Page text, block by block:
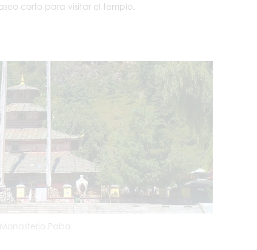
corto para visitar el templo.
Monasterio Paba